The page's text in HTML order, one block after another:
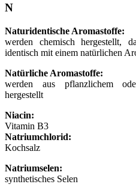
N
Naturidentische Aromastoffe:
werden chemisch hergestellt,
identisch mit einem natürlichen
Natürliche Aromastoffe:
werden aus pflanzlichem
hergestellt
Niacin:
Vitamin B3
Natriumchlorid:
Kochsalz
Natriumselen:
synthetisches Selen